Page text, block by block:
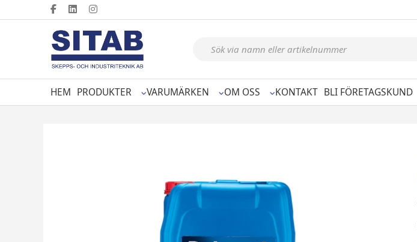
HEM PRODUKTER VARUMÄRKEN OM OSS KONTAKT BLI FÖRETAGSKUND